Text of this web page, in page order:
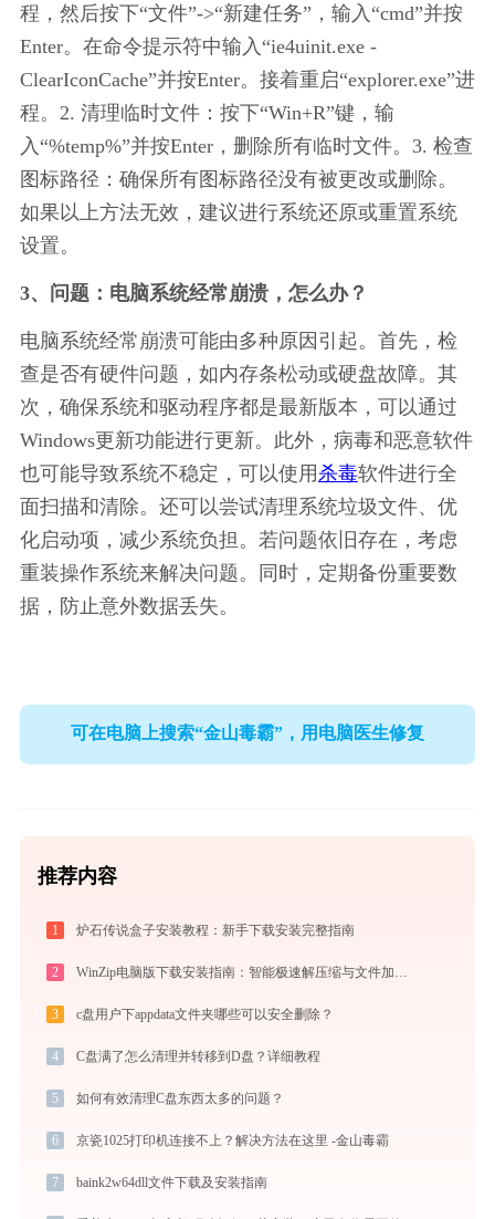
程，然后按下“文件”->“新建任务”，输入“cmd”并按
Enter。在命令提示符中输入“ie4uinit.exe -
ClearIconCache”并按Enter。接着重启“explorer.exe”进
程。2. 清理临时文件：按下“Win+R”键，输
入“%temp%”并按Enter，删除所有临时文件。3. 检查
图标路径：确保所有图标路径没有被更改或删除。
如果以上方法无效，建议进行系统还原或重置系统
设置。
3、问题：电脑系统经常崩溃，怎么办？
电脑系统经常崩溃可能由多种原因引起。首先，检
查是否有硬件问题，如内存条松动或硬盘故障。其
次，确保系统和驱动程序都是最新版本，可以通过
Windows更新功能进行更新。此外，病毒和恶意软件
也可能导致系统不稳定，可以使用 杀毒软件进行全
面扫描和清除。还可以尝试清理系统垃圾文件、优
化启动项，减少系统负担。若问题依旧存在，考虑
重装操作系统来解决问题。同时，定期备份重要数
据，防止意外数据丢失。
可在电脑上搜索“金山毒霸”，用电脑医生修复
推荐内容
1 炉石传说盒子安装教程：新手下载安装完整指南
2
3 c盘用户下appdata文件夹哪些可以安全删除？
4 C盘满了怎么清理并转移到D盘？详细教程
5 如何有效清理C盘东西太多的问题？
6 京瓷1025打印机连接不上？解决方法在这里 -金山毒霸
7 baink2w64dll文件下载及安装指南